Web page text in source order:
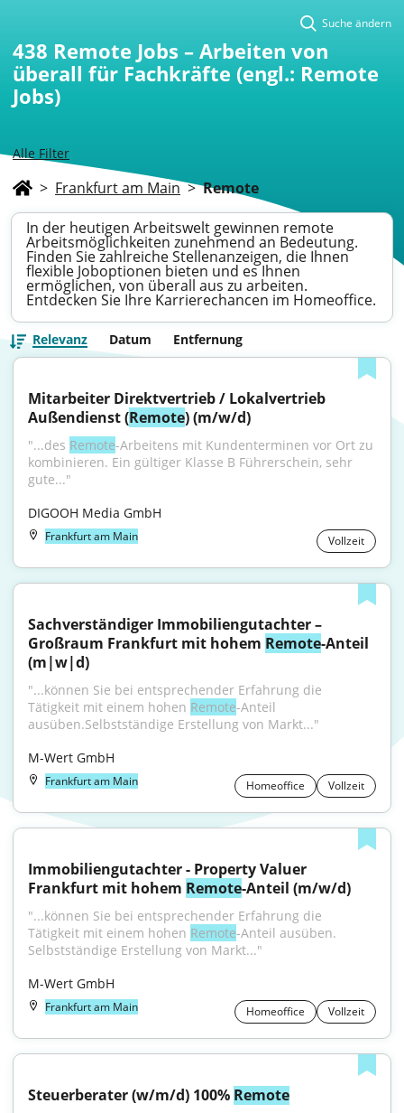
Alle Filter
Suche ändern
438 Remote Jobs – Arbeiten von
überall für Fachkräfte (engl.: Remote
Jobs)
> Frankfurt am Main > Remote
In der heutigen Arbeitswelt gewinnen remote
Arbeitsmöglichkeiten zunehmend an Bedeutung.
Finden Sie zahlreiche Stellenanzeigen, die Ihnen
flexible Joboptionen bieten und es Ihnen
ermöglichen, von überall aus zu arbeiten.
Entdecken Sie Ihre Karrierechancen im Homeoffice.
Relevanz Datum Entfernung
Mitarbeiter Direktvertrieb / Lokalvertrieb
Außendienst (Remote) (m/w/d)
"...des Remote-Arbeitens mit Kundenterminen vor Ort zu
kombinieren. Ein gültiger Klasse B Führerschein, sehr
gute..."
DIGOOH Media GmbH
Frankfurt am Main Vollzeit
Sachverständiger Immobiliengutachter –
Großraum Frankfurt mit hohem Remote-Anteil
(m|w|d)
"...können Sie bei entsprechender Erfahrung die
Tätigkeit mit einem hohen Remote-Anteil
ausüben.Selbstständige Erstellung von Markt..."
M-Wert GmbH
Frankfurt am Main Homeoffice Vollzeit
Immobiliengutachter - Property Valuer
Frankfurt mit hohem Remote-Anteil (m/w/d)
"...können Sie bei entsprechender Erfahrung die
Tätigkeit mit einem hohen Remote-Anteil ausüben.
Selbstständige Erstellung von Markt..."
M-Wert GmbH
Frankfurt am Main Homeoffice Vollzeit
Steuerberater (w/m/d) 100% Remote